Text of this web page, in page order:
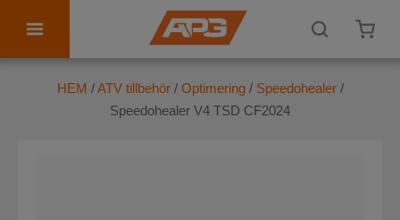
ATV tillbehör
HEM /ATV tillbehör/ Optimering/ Speedohealer/
Speedohealer V4 TSD CF2024